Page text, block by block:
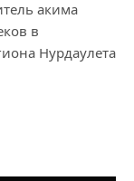
акима
в
Нурдаулета